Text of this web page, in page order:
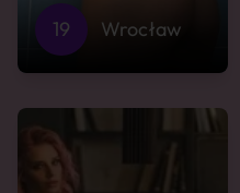
19 Wrocław